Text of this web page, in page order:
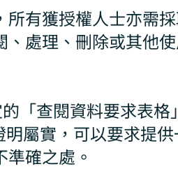
有獲授權人士亦需
處理、刪除或其他
「查閱資料要求表格
屬實，可以要求提
確之處。